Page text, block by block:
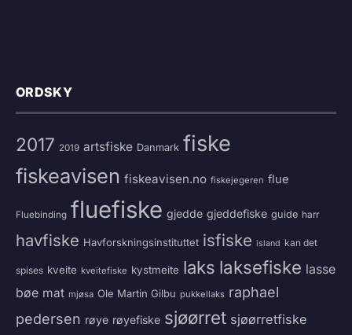
ORDSKY
2017 2019 artsfiske Danmark fiske
fiskeavisen fiskeavisen.no fiskejegeren flue
Fluebinding fluefiske gjedde gjeddefiske guide harr
havfiske Havforskningsinstituttet isfiske island kan det
spises kveite kveitefiske kystmeite laks laksefiske lasse
bøe mat mjøsa Ole Martin Gilbu pukkellaks raphael
pedersen røye røyefiske sjøørret sjøørretfiske